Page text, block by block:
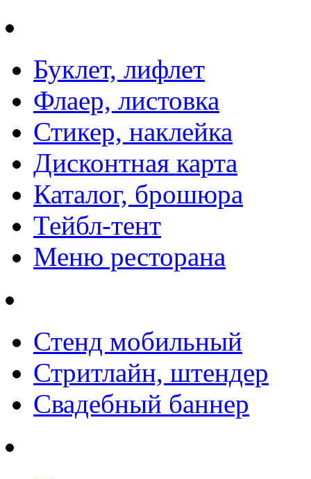
Буклет, лифлет
Флаер, листовка
Стикер, наклейка
Дисконтная карта
Каталог, брошюра
Тейбл-тент
Меню ресторана
Стенд мобильный
Стритлайн, штендер
Свадебный баннер